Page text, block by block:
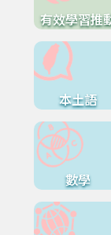
有效學習推
本土語
數學